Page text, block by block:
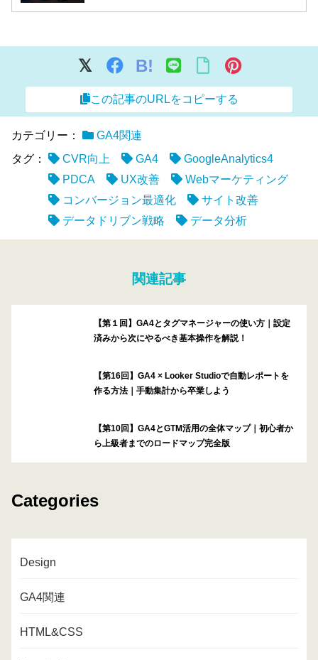
B!
この記事のURLをコピーする
カテゴリー：
GA4関連
タグ：
CVR向上 GA4
GoogleAnalytics4
PDCA
UX改善
Webマーケティング
コンバージョン最適化
サイト改善
データドリブン戦略
データ分析
関連記事
【第１回】GA4とタグマネージャーの使い方｜設定
済みから次にやるべき基本操作を解説！
【第16回】GA4 × Looker Studioで自動レポートを
作る方法｜手動集計から卒業しよう
【第10回】GA4とGTM活用の全体マップ｜初心者か
ら上級者までのロードマップ完全版
Categories
Design
GA4関連
HTML&CSS